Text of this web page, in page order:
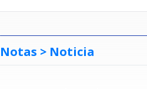
Notas > Noticia